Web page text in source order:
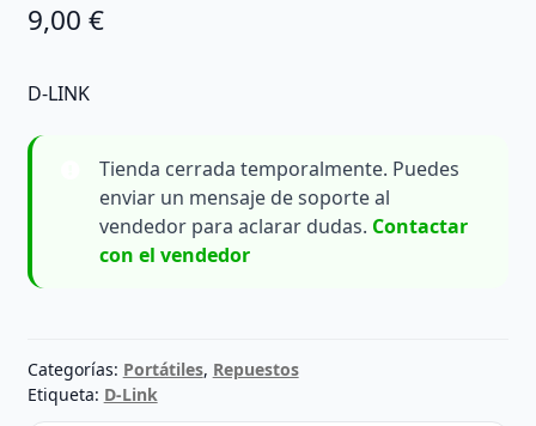
9,00 €
D-LINK
Tienda cerrada temporalmente. Puedes
enviar un mensaje de soporte al
vendedor para aclarar dudas. Contactar
con el vendedor
Categorías: Portátiles, Repuestos
Etiqueta: D-Link